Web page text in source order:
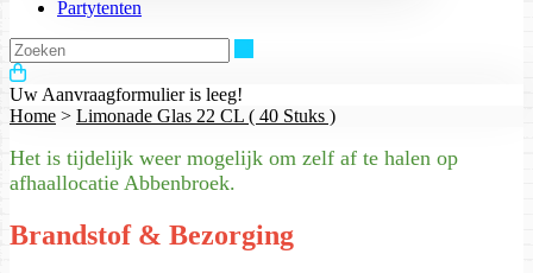
Partytenten
Uw Aanvraagformulier is leeg!
Home > Limonade Glas 22 CL ( 40 Stuks )
Het is tijdelijk weer mogelijk om zelf af te halen op
afhaallocatie Abbenbroek.
Brandstof & Bezorging